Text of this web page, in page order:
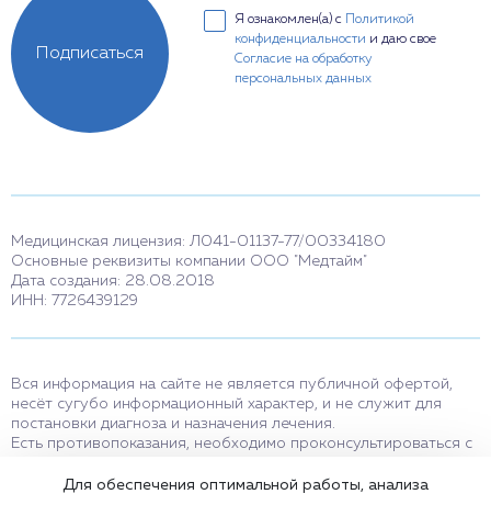
Я ознакомлен(а) с
Политикой
конфиденциальности и даю свое
Согласие на обработку
персональных данных
Подписаться
Медицинская лицензия: Л041-01137-77/00334180
Основные реквизиты компании ООО "Медтайм"
Дата создания: 28.08.2018
ИНН: 7726439129
Вся информация на сайте не является публичной офертой,
несёт сугубо информационный характер, и не служит для
постановки диагноза и назначения лечения.
Есть противопоказания, необходимо проконсультироваться с
мессенджерам и в соцсетях носят исключительно
Для обеспечения оптимальной работы, анализа